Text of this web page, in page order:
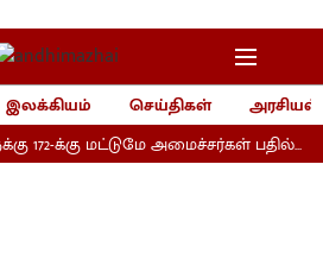
இலக்கியம் செய்திகள்
அரசியல்
172-க்கு மட்டுமே அமைச்சர்கள்